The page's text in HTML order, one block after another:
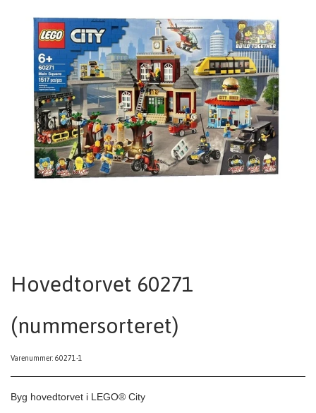
Hovedtorvet 60271
(nummersorteret)
Varenummer: 60271-1
Byg hovedtorvet i LEGO® City